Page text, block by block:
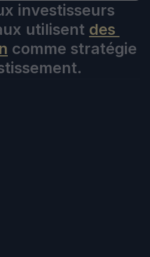
investisseurs
utilisent des
comme stratégie